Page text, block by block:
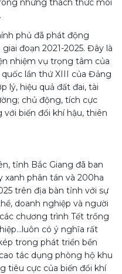
những thách thức môi
phủ đã phát động
đoạn 2021-2025. Đây là
nhiệm vụ trọng tâm của
lần thứ XIII của Đảng
lý, hiệu quả đất đai, tài
chủ động, tích cực
biến đổi khí hậu, thiên
tỉnh Bắc Giang đã ban
xanh phân tán và 200ha
trên địa bàn tỉnh với sự
doanh nghiệp và người
chương trình Tết trồng
có ý nghĩa rất
trong phát triển bền
tác dụng phòng hộ khu
tiêu cực của biến đổi khí